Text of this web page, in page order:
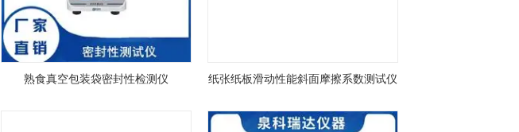
熟食真空包装袋密封性检测仪 纸张纸板滑动性能斜面摩擦系数测试仪